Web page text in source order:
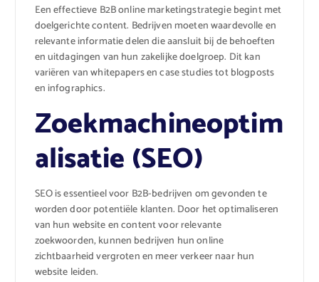
Een effectieve B2B online marketingstrategie begint met
doelgerichte content. Bedrijven moeten waardevolle en
relevante informatie delen die aansluit bij de behoeften
en uitdagingen van hun zakelijke doelgroep. Dit kan
variëren van whitepapers en case studies tot blogposts
en infographics.
Zoekmachineoptim
alisatie (SEO)
SEO is essentieel voor B2B-bedrijven om gevonden te
worden door potentiële klanten. Door het optimaliseren
van hun website en content voor relevante
zoekwoorden, kunnen bedrijven hun online
zichtbaarheid vergroten en meer verkeer naar hun
website leiden.